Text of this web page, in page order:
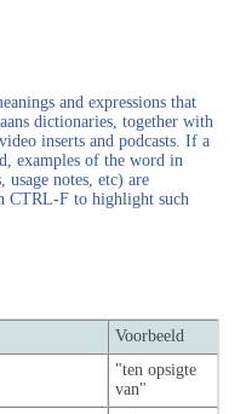
and expressions that
dictionaries, together with
inserts and podcasts. If a
examples of the word in
usage notes, etc) are
CTRL-F to highlight such
Voorbeeld
"ten opsigte
van"